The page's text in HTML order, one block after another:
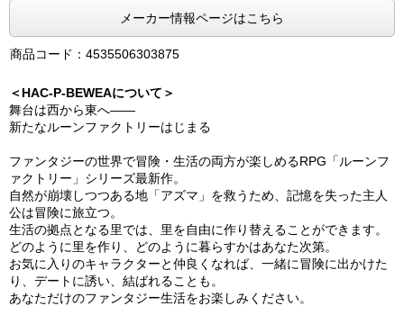
メーカー情報ページはこちら
商品コード：4535506303875
＜HAC-P-BEWEAについて＞
舞台は西から東へ――
新たなルーンファクトリーはじまる
ファンタジーの世界で冒険・生活の両方が楽しめるRPG「ルーンフ
ァクトリー」シリーズ最新作。
自然が崩壊しつつある地「アズマ」を救うため、記憶を失った主人
公は冒険に旅立つ。
生活の拠点となる里では、里を自由に作り替えることができます。
どのように里を作り、どのように暮らすかはあなた次第。
お気に入りのキャラクターと仲良くなれば、一緒に冒険に出かけた
り、デートに誘い、結ばれることも。
あなただけのファンタジー生活をお楽しみください。